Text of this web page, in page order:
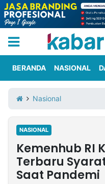
Iklan
Berita
Kami
Nasional
International
Olahraga
Entertainment
Daerah
Pariwisata
Kuliner
Kolom
BERANDA NASIONAL
Nasional
NASIONAL
Kemenhub RI
Terbaru
Saat Pandemi